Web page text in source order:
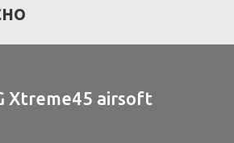
Xtreme45 airsoft